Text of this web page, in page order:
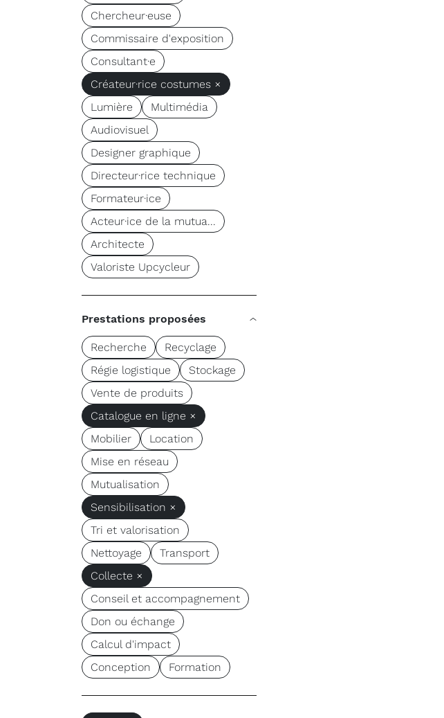
Chercheur·euse
Commissaire d'exposition
Consultant·e
Créateur·rice costumes ×
Lumière
Multimédia
Audiovisuel
Designer graphique
Directeur·rice technique
Formateur·ice
Acteur·ice de la mutua...
Architecte
Valoriste Upcycleur
Prestations proposées
Recherche
Recyclage
Régie logistique
Stockage
Vente de produits
Catalogue en ligne ×
Mobilier
Location
Mise en réseau
Mutualisation
Sensibilisation ×
Tri et valorisation
Nettoyage
Transport
Collecte ×
Conseil et accompagnement
Don ou échange
Calcul d'impact
Conception
Formation